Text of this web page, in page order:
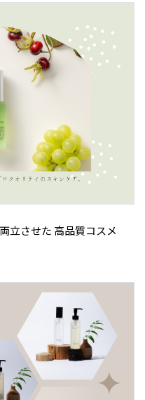
立させた 高品質コスメ